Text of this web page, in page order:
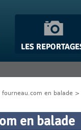
fourneau.com en balade >
en balade